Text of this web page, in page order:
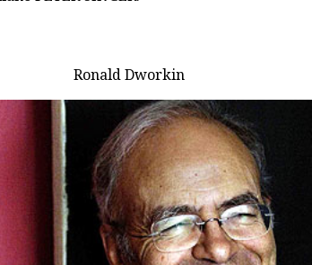
Ronald Dworkin